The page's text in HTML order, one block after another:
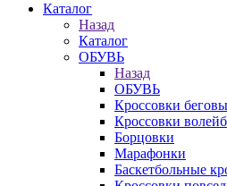
Каталог
Назад
Каталог
ОБУВЬ
Назад
ОБУВЬ
Кроссовки
Кроссовки
Борцовки
Марафонки
Баскетбольные